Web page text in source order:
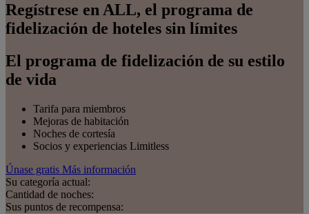
Regístrese en ALL, el programa de
fidelización de hoteles sin límites
El programa de fidelización de su estilo
de vida
Tarifa para miembros
Mejoras de habitación
Noches de cortesía
Socios y experiencias Limitless
Únase gratis Más información
Su categoría actual:
Cantidad de noches:
Sus puntos de recompensa: